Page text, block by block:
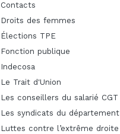
Contacts
Droits des femmes
Élections TPE
Fonction publique
Indecosa
Le Trait d'Union
Les conseillers du salarié CGT
Les syndicats du département
Luttes contre l’extrême droite